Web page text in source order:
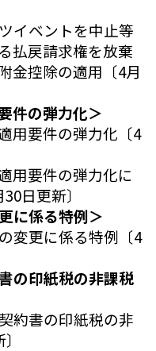
イベントを中止等
払戻請求権を放棄
金控除の適用〔4月
件の弾力化＞
用要件の弾力化〔4
用要件の弾力化に
日更新〕
に係る特例＞
変更に係る特例〔4
の印紙税の非課税
約書の印紙税の非